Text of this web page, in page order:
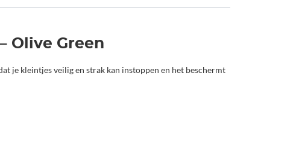
Olive Green
je kleintjes veilig en strak kan instoppen en het beschermt